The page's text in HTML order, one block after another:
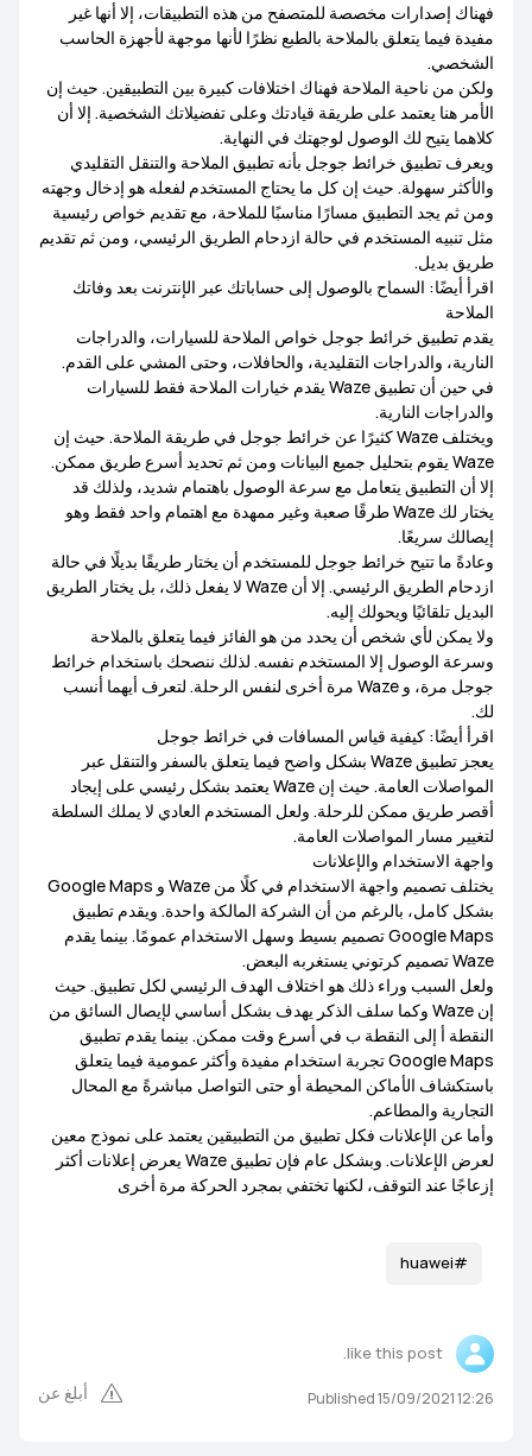
HUAWEI WATCH GT Series
HUAWEI WATCH FIT Series
HUAWEI Band Series
HUAWEI WATCH Series
HUAWEI FreeBuds Series
HUAWEI FreeBuds 5i
HUAWEI FreeBuds Pro
فهناك إصدارات مخصصة للمتصفح من هذه التطبيقات، إلا أنها غير
مفيدة فيما يتعلق بالملاحة بالطبع نظرًا لأنها موجهة لأجهزة الحاسب
الشخصي.
ولكن من ناحية الملاحة فهناك اختلافات كبيرة بين التطبيقين. حيث إن
الأمر هنا يعتمد على طريقة قيادتك وعلى تفضيلاتك الشخصية. إلا أن
كلاهما يتيح لك الوصول لوجهتك في النهاية.
ويعرف تطبيق خرائط جوجل بأنه تطبيق الملاحة والتنقل التقليدي
والأكثر سهولة. حيث إن كل ما يحتاج المستخدم لفعله هو إدخال وجهته
ومن ثم يجد التطبيق مسارًا مناسبًا للملاحة، مع تقديم خواص رئيسية
مثل تنبيه المستخدم في حالة ازدحام الطريق الرئيسي، ومن ثم تقديم
طريق بديل.
اقرأ أيضًا: السماح بالوصول إلى حساباتك عبر الإنترنت بعد وفاتك
الملاحة
يقدم تطبيق خرائط جوجل خواص الملاحة للسيارات، والدراجات
النارية، والدراجات التقليدية، والحافلات، وحتى المشي على القدم.
في حين أن تطبيق Waze يقدم خيارات الملاحة فقط للسيارات
والدراجات النارية.
ويختلف Waze كثيرًا عن خرائط جوجل في طريقة الملاحة. حيث إن
Waze يقوم بتحليل جميع البيانات ومن ثم تحديد أسرع طريق ممكن.
إلا أن التطبيق يتعامل مع سرعة الوصول باهتمام شديد، ولذلك قد
يختار لك Waze طرقًا صعبة وغير ممهدة مع اهتمام واحد فقط وهو
إيصالك سريعًا.
وعادةً ما تتيح خرائط جوجل للمستخدم أن يختار طريقًا بديلًا في حالة
ازدحام الطريق الرئيسي. إلا أن Waze لا يفعل ذلك، بل يختار الطريق
البديل تلقائيًا ويحولك إليه.
ولا يمكن لأي شخص أن يحدد من هو الفائز فيما يتعلق بالملاحة
وسرعة الوصول إلا المستخدم نفسه. لذلك ننصحك باستخدام خرائط
جوجل مرة، و Waze مرة أخرى لنفس الرحلة. لتعرف أيهما أنسب
لك.
اقرأ أيضًا: كيفية قياس المسافات في خرائط جوجل
يعجز تطبيق Waze بشكل واضح فيما يتعلق بالسفر والتنقل عبر
المواصلات العامة. حيث إن Waze يعتمد بشكل رئيسي على إيجاد
أقصر طريق ممكن للرحلة. ولعل المستخدم العادي لا يملك السلطة
لتغيير مسار المواصلات العامة.
واجهة الاستخدام والإعلانات
يختلف تصميم واجهة الاستخدام في كلًا من Waze و Google Maps
بشكل كامل، بالرغم من أن الشركة المالكة واحدة. ويقدم تطبيق
Google Maps تصميم بسيط وسهل الاستخدام عمومًا. بينما يقدم
Waze تصميم كرتوني يستغربه البعض.
ولعل السبب وراء ذلك هو اختلاف الهدف الرئيسي لكل تطبيق. حيث
إن Waze وكما سلف الذكر يهدف بشكل أساسي لإيصال السائق من
النقطة أ إلى النقطة ب في أسرع وقت ممكن. بينما يقدم تطبيق
Google Maps تجربة استخدام مفيدة وأكثر عمومية فيما يتعلق
باستكشاف الأماكن المحيطة أو حتى التواصل مباشرةً مع المحال
التجارية والمطاعم.
وأما عن الإعلانات فكل تطبيق من التطبيقين يعتمد على نموذج معين
لعرض الإعلانات. وبشكل عام فإن تطبيق Waze يعرض إعلانات أكثر
إزعاجًا عند التوقف، لكنها تختفي بمجرد الحركة مرة أخرى
#huawei
like this post.
Published 15/09/2021 12:26 أبلغ عن